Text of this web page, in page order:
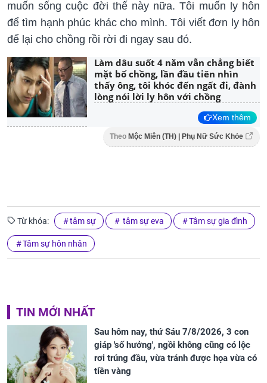
muốn sống cuộc đời thế này nữa. Tôi muốn ly hôn
để tìm hạnh phúc khác cho mình. Tôi viết đơn ly hôn
để lại cho chồng rồi rời đi ngay sau đó.
Làm dâu suốt 4 năm vẫn chẳng biết
mặt bố chồng, lần đầu tiên nhìn
thấy ông, tôi khóc đến ngất đi, đành
lòng nói lời ly hôn với chồng
Xem thêm
Theo Mộc Miên (TH) | Phụ Nữ Sức Khỏe
Từ khóa: tâm sự tâm sự eva Tâm sự gia đình
Tâm sự hôn nhân
TIN MỚI NHẤT
Sau hôm nay, thứ Sáu 7/8/2026, 3 con
giáp 'số hưởng', ngồi không cũng có lộc
rơi trúng đầu, vừa tránh được họa vừa có
tiền vàng